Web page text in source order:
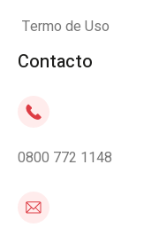
Termo de Uso
Contacto
0800 772 1148